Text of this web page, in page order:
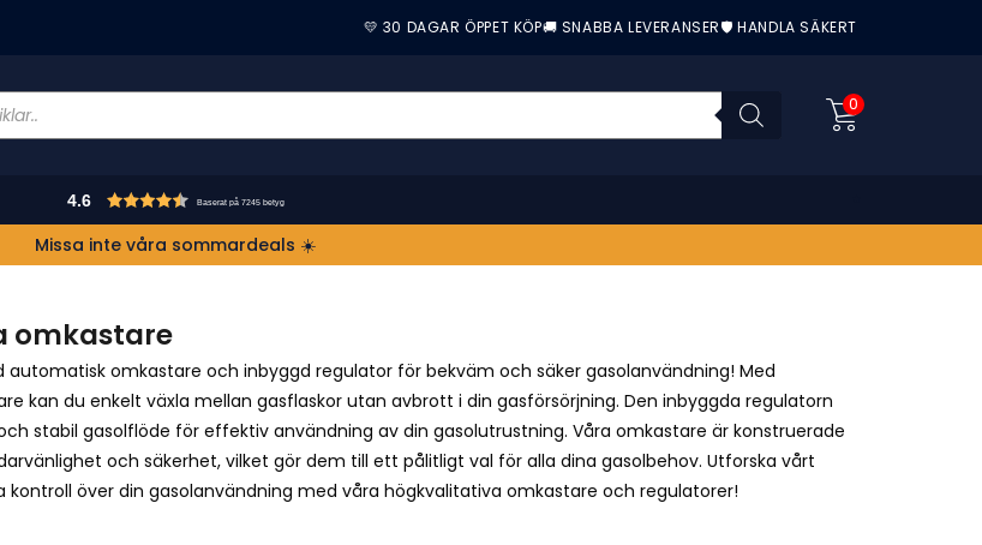
💛 30 DAGAR ÖPPET KÖP🚚 SNABBA LEVERANSER🛡️ HANDLA SÄKERT
0
4.6 Baserat på 7245 betyg
Missa inte våra sommardeals ☀️
omkastare
automatisk omkastare och inbyggd regulator för bekväm och säker gasolanvändning! Med
kan du enkelt växla mellan gasflaskor utan avbrott i din gasförsörjning. Den inbyggda regulatorn
stabil gasolflöde för effektiv användning av din gasolutrustning. Våra omkastare är konstruerade
och säkerhet, vilket gör dem till ett pålitligt val för alla dina gasolbehov. Utforska vårt
över din gasolanvändning med våra högkvalitativa omkastare och regulatorer!